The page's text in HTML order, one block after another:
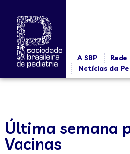
A SBP
Notícias da
Última semana
Vacinas